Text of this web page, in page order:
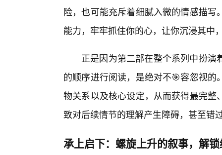
险，也可能充斥着细腻入微的情感描
能力，牢牢抓住你的心，让你沉浸其中
正是因为第二部在整个系列中扮
的顺序进行阅读，是绝对不🎯容忽视
物关系以及核心设定，从而获得最完
致对后续情节的理解产生障碍，甚至错
承上启下：螺旋上升的叙事，解